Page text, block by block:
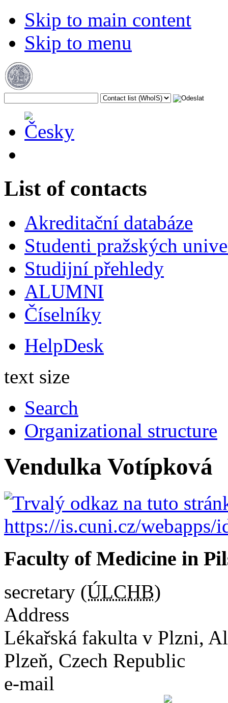
Skip to main content
Skip to menu
List of contacts
Akreditační databáze
Studenti pražských
Studijní přehledy
ALUMNI
Číselníky
HelpDesk
text size
Search
Organizational structure
Vendulka Votípková
Faculty of Medicine in
secretary (ÚLCHB)
Address
Lékařská fakulta v Plzni,
Plzeň, Czech Republic
e-mail